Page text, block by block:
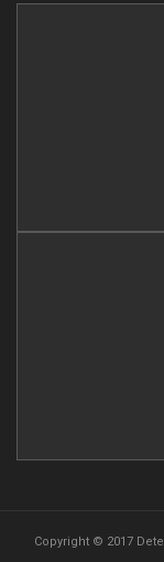
Copyright © 2017